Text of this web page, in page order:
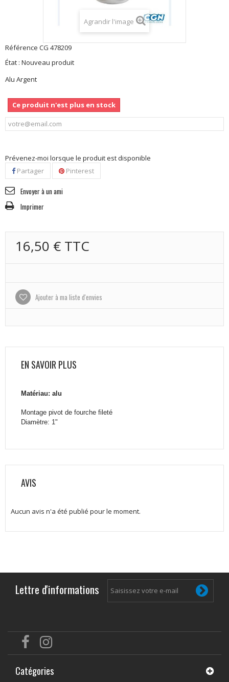
Agrandir l'image
Référence CG 478209
État : Nouveau produit
Alu Argent
Ce produit n'est plus en stock
Prévenez-moi lorsque le produit est disponible
Partager
Pinterest
Envoyer à un ami
Imprimer
16,50 € TTC
Ajouter à ma liste d'envies
EN SAVOIR PLUS
Matériau: alu
Montage pivot de fourche fileté
Diamètre: 1"
AVIS
Aucun avis n'a été publié pour le moment.
Lettre d'informations
Catégories